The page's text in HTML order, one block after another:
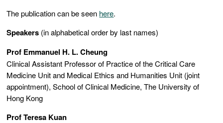
The publication can be seen here.
Speakers (in alphabetical order by last names)
Prof Emmanuel H. L. Cheung
Clinical Assistant Professor of Practice of the Critical Care
Medicine Unit and Medical Ethics and Humanities Unit (joint
appointment), School of Clinical Medicine, The University of
Hong Kong
Prof Teresa Kuan